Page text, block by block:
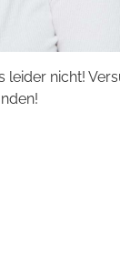
nicht!